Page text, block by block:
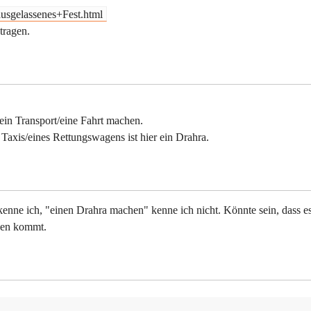
Transport/eine Fahrt machen.
eines Rettungswagens ist hier ein Drahra.
ich, "einen Drahra machen" kenne ich nicht. Könnte sein, dass
kommt.